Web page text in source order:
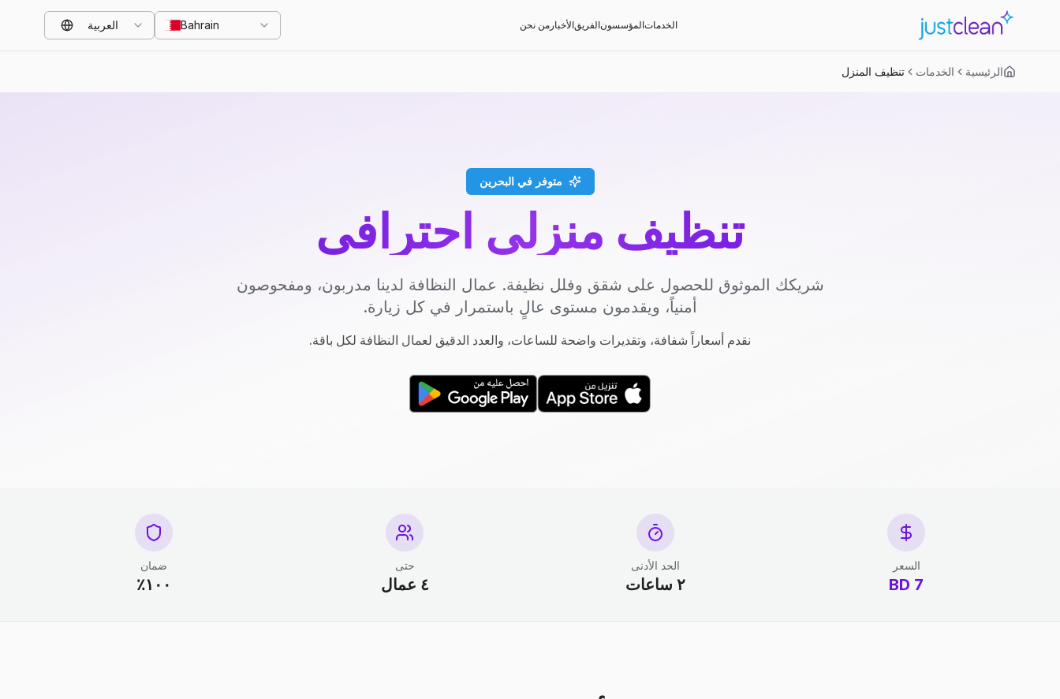
الخدماتالمؤسسونالفريقالأخبار من نحن Bahrain العربية
الرئيسية الخدمات تنظيف المنزل
متوفر في البحرين
تنظيف منزلي احترافي
شريكك الموثوق للحصول على شقق وفلل نظيفة. عمال النظافة لدينا مدربون، ومفحوصون
أمنياً، ويقدمون مستوى عالٍ باستمرار في كل زيارة.
نقدم أسعاراً شفافة، وتقديرات واضحة للساعات، والعدد الدقيق لعمال النظافة لكل باقة.
السعر
7 BD
الحد الأدنى
٢ ساعات
حتى
٤ عمال
ضمان
١٠٠٪